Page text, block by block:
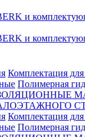
и
и
Комплектация
Полимерная
Комплектация
Полимерная